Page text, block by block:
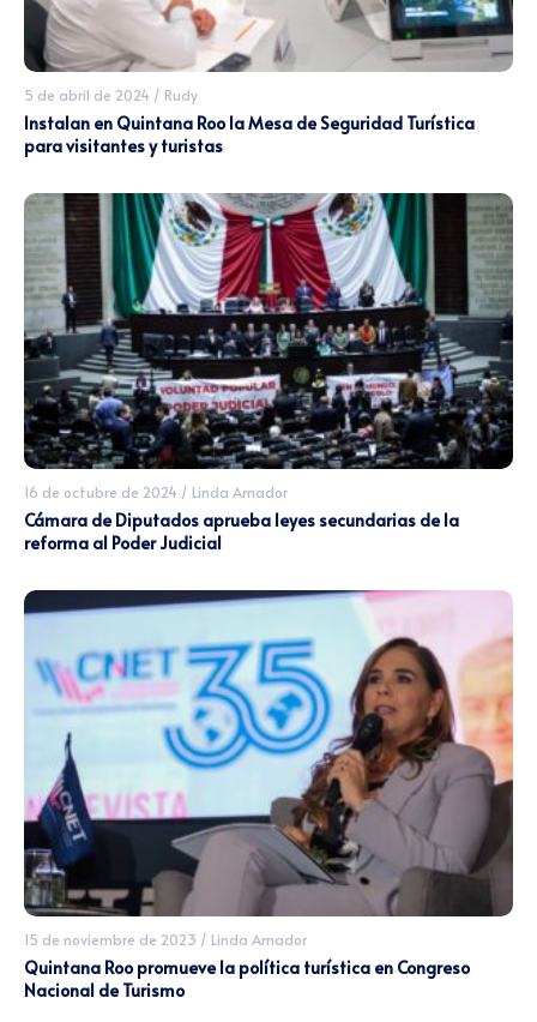
5 de abril de 2024 / Rudy
Instalan en Quintana Roo la Mesa de Seguridad Turística
para visitantes y turistas
16 de octubre de 2024 / Linda Amador
Cámara de Diputados aprueba leyes secundarias de la
reforma al Poder Judicial
15 de noviembre de 2023 / Linda Amador
Quintana Roo promueve la política turística en Congreso
Nacional de Turismo